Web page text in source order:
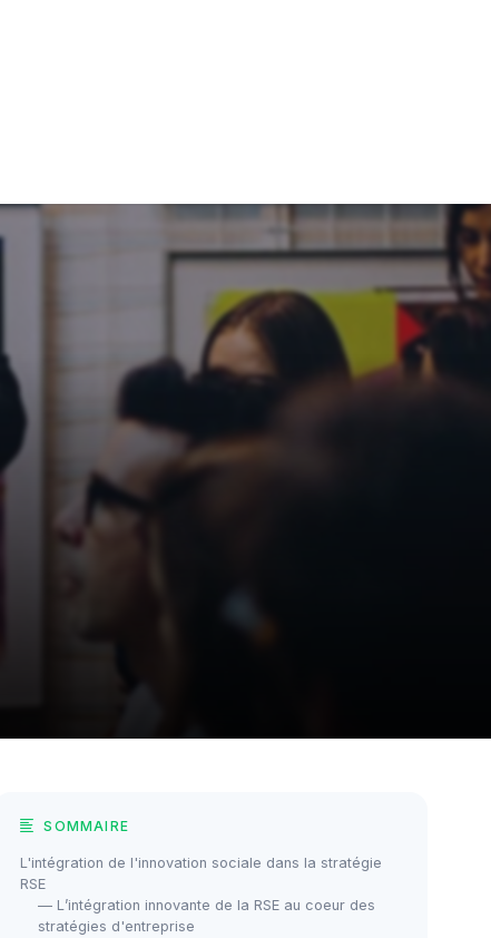
SOMMAIRE
L'intégration de l'innovation sociale dans la stratégie
RSE
— L’intégration innovante de la RSE au coeur des
stratégies d'entreprise